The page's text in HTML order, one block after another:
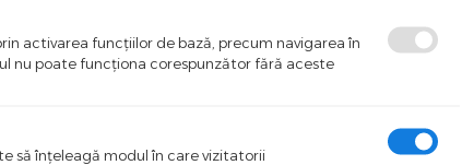
activarea funcţiilor de bază, precum navigarea în
nu poate funcţiona corespunzător fără aceste
să înţeleagă modul în care vizitatorii